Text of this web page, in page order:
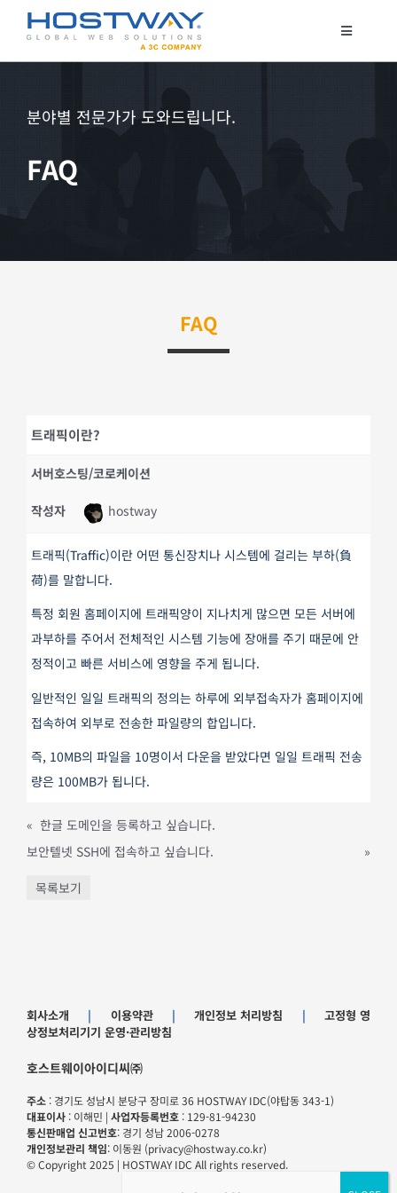
츠
Toggle
코로케이션
클라우드
매니지드 서비스
보안서비스
고객지원
분야별 전문가가 도와드립니다.
FAQ
FAQ
트래픽이란?
서버호스팅/코로케이션
작성자 hostway
트래픽(Traffic)이란 어떤 통신장치나 시스템에 걸리는 부하(負
荷)를 말합니다.
특정 회원 홈페이지에 트래픽양이 지나치게 많으면 모든 서버에
과부하를 주어서 전체적인 시스템 기능에 장애를 주기 때문에 안
정적이고 빠른 서비스에 영향을 주게 됩니다.
일반적인 일일 트래픽의 정의는 하루에 외부접속자가 홈페이지에
접속하여 외부로 전송한 파일량의 합입니다.
즉, 10MB의 파일을 10명이서 다운을 받았다면 일일 트래픽 전송
량은 100MB가 됩니다.
« 한글 도메인을 등록하고 싶습니다.
보안텔넷 SSH에 접속하고 싶습니다.
»
목록보기
회사소개 | 이용약관|개인정보 처리방침 | 고정형 영
상정보처리기기 운영·관리방침
호스트웨이아이디씨㈜
주소: 경기도 성남시 분당구 장미로 36 HOSTWAY IDC(야탑동 343-1)
대표이사: 이해민 | 사업자등록번호: 129-81-94230
통신판매업 신고번호: 경기 성남 2006-0278
개인정보관리 책임: 이동원 (privacy@hostway.co.kr)
© Copyright 2025 | HOSTWAY IDC All rights reserved.